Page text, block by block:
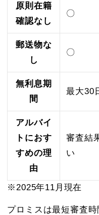
原則在籍
確認なし
〇
郵送物な
し
〇
無利息期
間
最大30
アルバイ
トにおす
すめの理
由
審査結
い
※2025年11月現在
プロミスは最短審査